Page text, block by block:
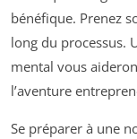
bénéfique. Prenez
long du processus.
mental vous
l’aventure
Se préparer à une